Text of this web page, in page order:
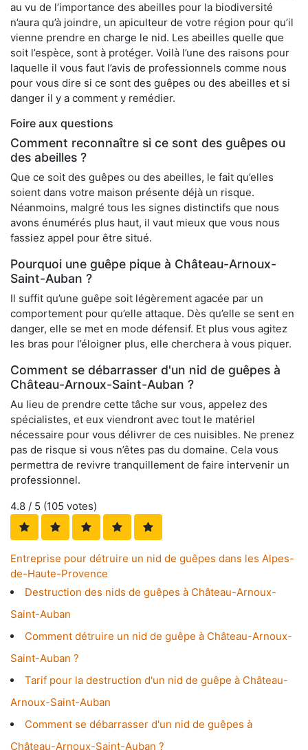
au vu de l’importance des abeilles pour la biodiversité
n’aura qu’à joindre, un apiculteur de votre région pour qu’il
vienne prendre en charge le nid. Les abeilles quelle que
soit l’espèce, sont à protéger. Voilà l’une des raisons pour
laquelle il vous faut l’avis de professionnels comme nous
pour vous dire si ce sont des guêpes ou des abeilles et si
danger il y a comment y remédier.
Foire aux questions
Comment reconnaître si ce sont des guêpes ou
des abeilles ?
Que ce soit des guêpes ou des abeilles, le fait qu’elles
soient dans votre maison présente déjà un risque.
Néanmoins, malgré tous les signes distinctifs que nous
avons énumérés plus haut, il vaut mieux que vous nous
fassiez appel pour être situé.
Pourquoi une guêpe pique à Château-Arnoux-
Saint-Auban ?
Il suffit qu’une guêpe soit légèrement agacée par un
comportement pour qu’elle attaque. Dès qu’elle se sent en
danger, elle se met en mode défensif. Et plus vous agitez
les bras pour l’éloigner plus, elle cherchera à vous piquer.
Comment se débarrasser d'un nid de guêpes à
Château-Arnoux-Saint-Auban ?
Au lieu de prendre cette tâche sur vous, appelez des
spécialistes, et eux viendront avec tout le matériel
nécessaire pour vous délivrer de ces nuisibles. Ne prenez
pas de risque si vous n’êtes pas du domaine. Cela vous
permettra de revivre tranquillement de faire intervenir un
professionnel.
4.8 / 5 (105 votes)
Entreprise pour détruire un nid de guêpes dans les Alpes-
de-Haute-Provence
Destruction des nids de guêpes à Château-Arnoux-
Saint-Auban
Comment détruire un nid de guêpe à Château-Arnoux-
Saint-Auban ?
Tarif pour la destruction d'un nid de guêpe à Château-
Arnoux-Saint-Auban
Comment se débarrasser d'un nid de guêpes à
Château-Arnoux-Saint-Auban ?